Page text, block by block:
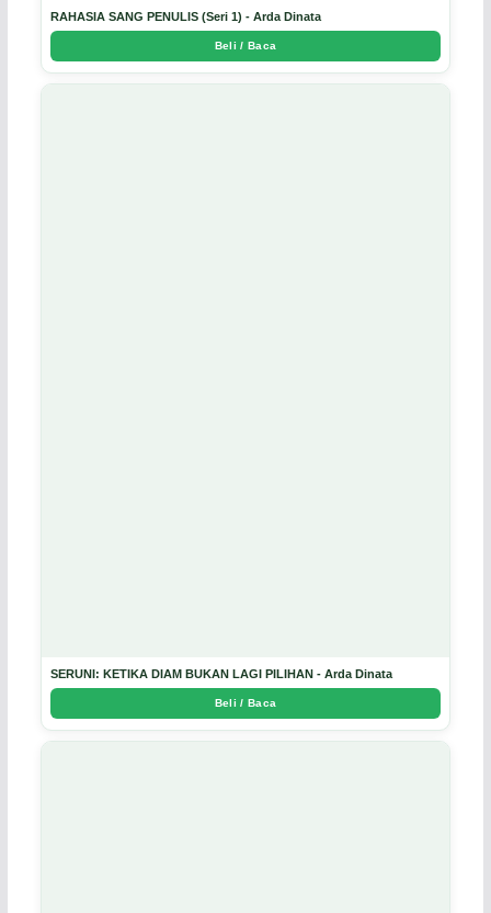
RAHASIA SANG PENULIS (Seri 1) - Arda Dinata
Beli / Baca
SERUNI: KETIKA DIAM BUKAN LAGI PILIHAN - Arda Dinata
Beli / Baca